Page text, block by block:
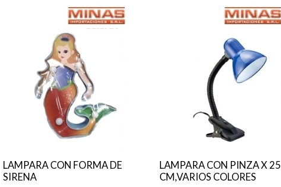
LAMPARA CON FORMA DE
SIRENA
LAMPARA CON PINZA X 25
CM,VARIOS COLORES